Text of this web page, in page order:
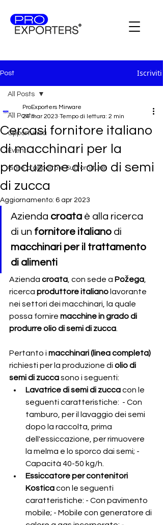
Post Iscriviti
All Posts
Opportunità
Eventi
Gare d'appalto e Subforniture
All Posts
Cercasi fornitore italiano
di macchinari per la
produzione di olio di semi
di zucca
ProExporters Mirware
24 mar 2023 Tempo di lettura: 2 min
Aggiornamento: 6 apr 2023
Azienda croata è alla ricerca
di un fornitore italiano di
macchinari per il trattamento
di alimenti
Azienda croata , con sede a Požega
ricerca produttore italiano lavorante
nei settori dei macchinari, la quale
possa fornire macchine in grado di
produrre olio di semi di zucca
Pertanto i macchinari (linea completa)
richiesti per la produzione di olio di
semi di zucca sono i seguenti:
Lavatrice di semi di zucca con le
seguenti caratteristiche:  - Con
tamburo, per il lavaggio dei semi
dopo la raccolta, prima
dell'essiccazione, per rimuovere
la melma e lo sporco dai semi; -
Capacità 40-50 kg/h.
Essiccatore per contenitori
Kostica con le seguenti
caratteristiche: - Con pavimento
mobile; - Mobile con generatore di